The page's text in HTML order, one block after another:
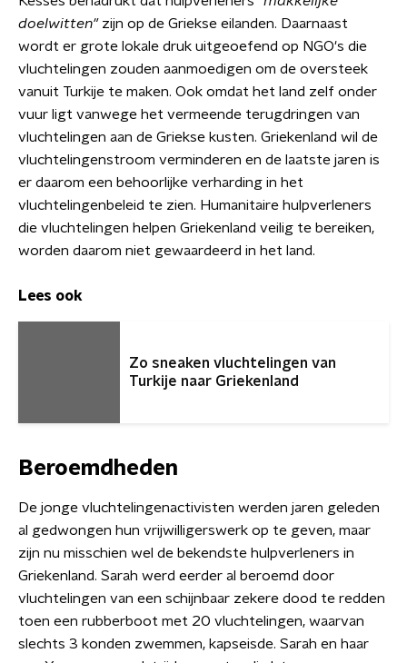
doelwitten"zijn op de Griekse eilanden. Daarnaast
wordt er grote lokale druk uitgeoefend op NGO's die
vluchtelingen zouden aanmoedigen om de oversteek
vanuit Turkije te maken. Ook omdat het land zelf onder
vuur ligt vanwege het vermeende terugdringen van
vluchtelingen aan de Griekse kusten. Griekenland wil de
vluchtelingenstroom verminderen en de laatste jaren is
er daarom een behoorlijke verharding in het
vluchtelingenbeleid te zien. Humanitaire hulpverleners
die vluchtelingen helpen Griekenland veilig te bereiken,
worden daarom niet gewaardeerd in het land.
Lees ook
Zo sneaken vluchtelingen van
Turkije naar Griekenland
Beroemdheden
De jonge vluchtelingenactivisten werden jaren geleden
al gedwongen hun vrijwilligerswerk op te geven, maar
zijn nu misschien wel de bekendste hulpverleners in
Griekenland. Sarah werd eerder al beroemd door
vluchtelingen van een schijnbaar zekere dood te redden
toen een rubberboot met 20 vluchtelingen, waarvan
slechts 3 konden zwemmen, kapseisde. Sarah en haar